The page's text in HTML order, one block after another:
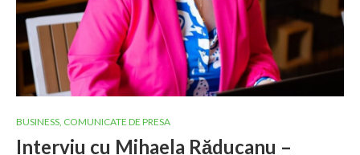
BUSINESS COMUNICATE DE PRESA
Interviu cu Mihaela Răducanu –